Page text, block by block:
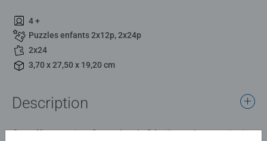
4 +
Puzzles enfants 2x12p, 2x24p
2x24
3,70 x 27,50 x 19,20 cm
Description
Ce coffret contient 2 puzzles de 24 pièces chacun, ainsi